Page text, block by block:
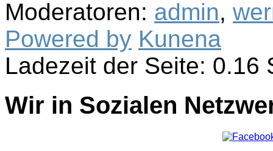
Moderatoren: admin,
Powered by Kunena
Ladezeit der Seite: 0.16
Wir in Sozialen